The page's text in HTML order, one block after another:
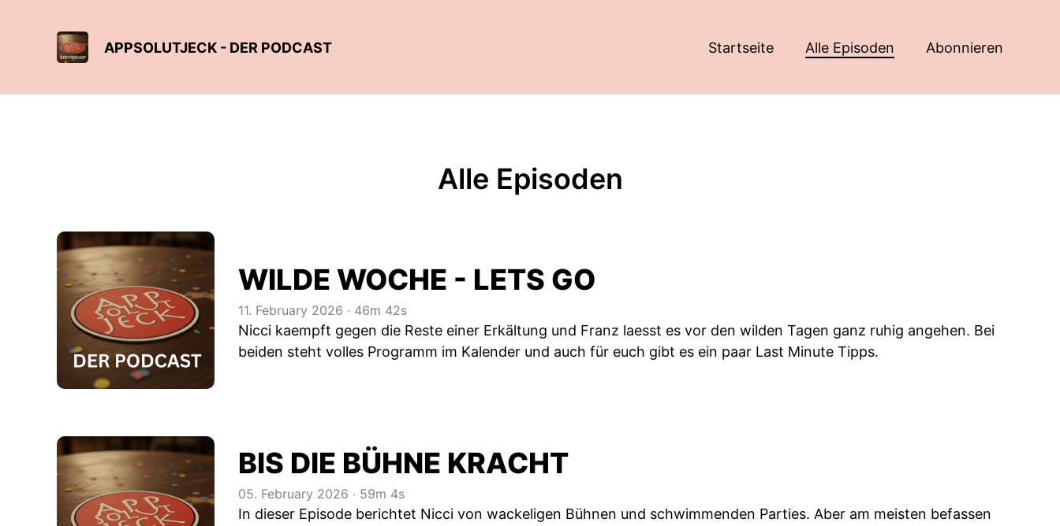
APPSOLUTJECK - DER PODCAST Startseite Alle Episoden Abonnieren
Alle Episoden
WILDE WOCHE - LETS GO
11. February 2026 ‧ 46m 42s
Nicci kaempft gegen die Reste einer Erkältung und Franz laesst es vor den wilden Tagen ganz ruhig angehen. Bei
beiden steht volles Programm im Kalender und auch für euch gibt es ein paar Last Minute Tipps.
BIS DIE BÜHNE KRACHT
05. February 2026 ‧ 59m 4s
In dieser Episode berichtet Nicci von wackeligen Bühnen und schwimmenden Parties. Aber am meisten befassen